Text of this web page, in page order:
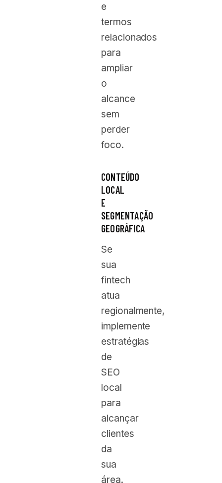
e
termos
relacionados
para
ampliar
o
alcance
sem
perder
foco.
CONTEÚDO
LOCAL
E
SEGMENTAÇÃO
GEOGRÁFICA
Se
sua
fintech
atua
regionalmente,
implemente
estratégias
de
SEO
local
para
alcançar
clientes
da
sua
área.